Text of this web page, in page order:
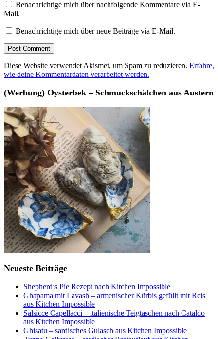
Benachrichtige mich über nachfolgende Kommentare via E-
Mail.
Benachrichtige mich über neue Beiträge via E-Mail.
Diese Website verwendet Akismet, um Spam zu reduzieren. Erfahre,
wie deine Kommentardaten verarbeitet werden.
(Werbung) Oysterbek – Schmuckschälchen aus Austern
Neueste Beiträge
Shepherd’s Pie Rezept nach Kitchen Impossible
Ghapama mit Lavash – armenischer Kürbis gefüllt mit Reis
aus Kitchen Impossible
Salsicce Capellacci – italienische Teigtaschen nach Cataldo
aus Kitchen Impossible
Ghisatu – sardisches Gulasch aus Kitchen Impossible